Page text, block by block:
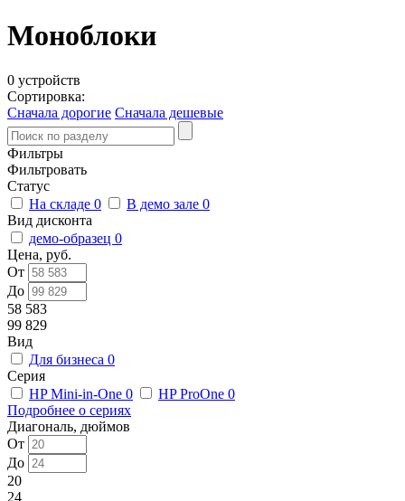
Моноблоки
0 устройств
Сортировка:
Сначала дорогие Сначала дешевые
Фильтры
Фильтровать
Статус
На складе 0 В демо зале 0
Вид дисконта
демо-образец 0
Цена, руб.
От
До
58 583
99 829
Вид
Для бизнеса 0
Серия
HP Mini-in-One 0 HP ProOne 0
Подробнее о сериях
Диагональ, дюймов
От
До
20
24